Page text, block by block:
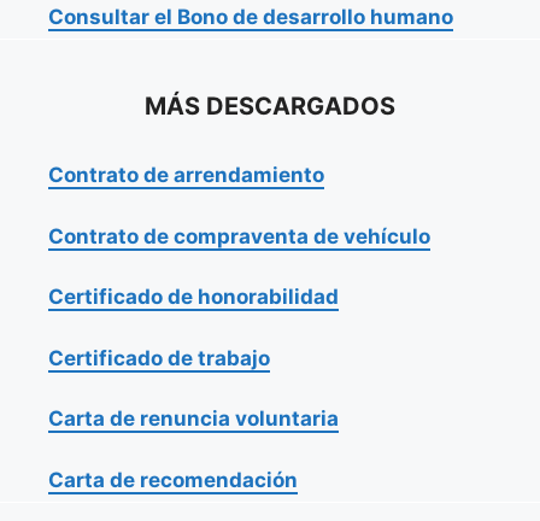
Consultar el Bono de desarrollo humano
MÁS DESCARGADOS
Contrato de arrendamiento
Contrato de compraventa de vehículo
Certificado de honorabilidad
Certificado de trabajo
Carta de renuncia voluntaria
Carta de recomendación